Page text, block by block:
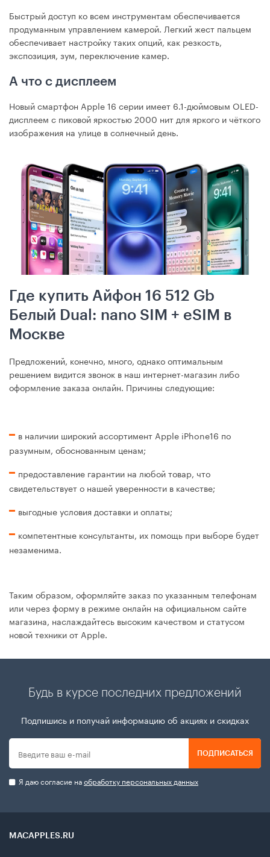
Быстрый доступ ко всем инструментам обеспечивается
продуманным управлением камерой. Легкий жест пальцем
обеспечивает настройку таких опций, как резкость,
экспозиция, зум, переключение камер.
А что с дисплеем
Новый смартфон Apple 16 серии имеет 6.1-дюймовым OLED-
дисплеем с пиковой яркостью 2000 нит для яркого и чёткого
изображения на улице в солнечный день.
Где купить Айфон 16 512 Gb
Белый Dual: nano SIM + eSIM в
Москве
Предложений, конечно, много, однако оптимальным
решением видится звонок в наш интернет-магазин либо
оформление заказа онлайн. Причины следующие:
в наличии широкий ассортимент Apple iPhone16 по
разумным, обоснованным ценам;
предоставление гарантии на любой товар, что
свидетельствует о нашей уверенности в качестве;
выгодные условия доставки и оплаты;
компетентные консультанты, их помощь при выборе будет
незаменима.
Таким образом, оформляйте заказ по указанным телефонам
или через форму в режиме онлайн на официальном сайте
магазина, наслаждайтесь высоким качеством и статусом
новой техники от Apple.
Будь в курсе последних предложений
Подпишись и получай информацию об акциях и скидках
ПОДПИСАТЬСЯ
Я даю согласие наобработку персональных данных
MACAPPLES.RU